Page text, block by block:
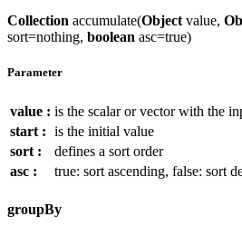
Collection accumulate(Object value,
sort=nothing, boolean asc=true)
Parameter
value : is the scalar or vector with the
start : is the initial value
sort :
defines a sort order
asc :
true: sort ascending, false: sort
groupBy